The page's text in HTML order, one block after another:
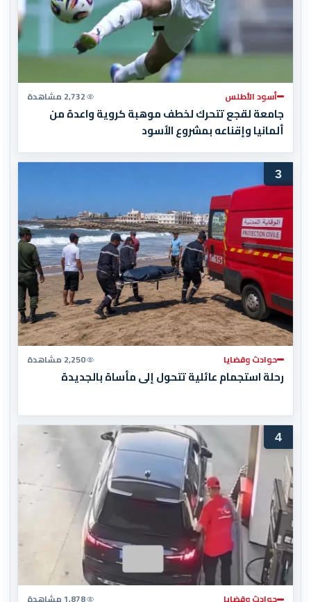
أسود الأطلس 2,732 مشاهدة
جامعة لقجع تتحرك لخطف موهبة كروية واعدة من
ألمانيا وإقناعه بمشروع الأسود
3
حوادث وقضايا 2,250 مشاهدة
رحلة استجمام عائلية تتحول إلى مأساة بالجديدة
4